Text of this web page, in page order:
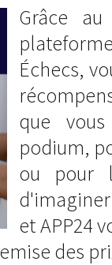
Grâce
Échecs,
que
podium,
ou pour
et APP24
des